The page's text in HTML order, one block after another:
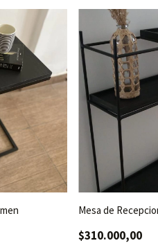
Mesa de
$310.000,00